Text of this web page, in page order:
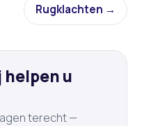
Rugklachten →
helpen u
terecht —